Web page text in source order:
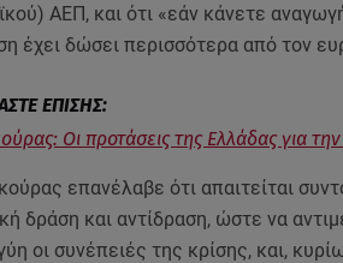
ΑΕΠ, και ότι «εάν κάνετε
έχει δώσει περισσότερα από τον
Οι προτάσεις της Ελλάδας για
επανέλαβε ότι απαιτείται
δράση και αντίδραση, ώστε να
οι συνέπειές της κρίσης, και,